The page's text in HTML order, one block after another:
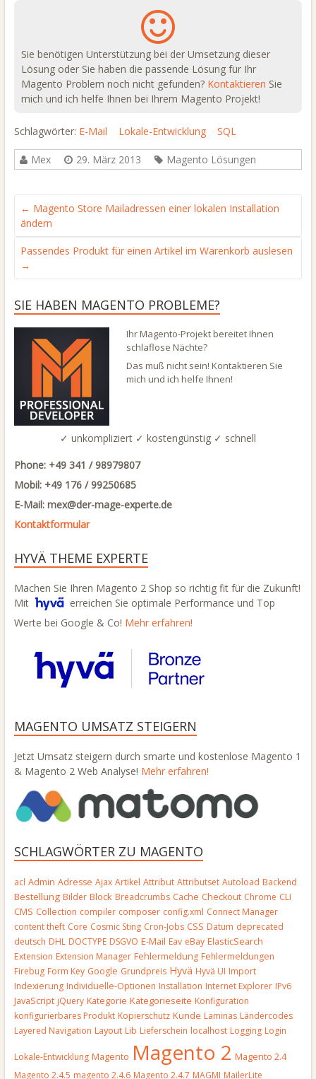
Sie benötigen Unterstützung bei der Umsetzung dieser
Lösung oder Sie haben die passende Lösung für Ihr
Magento Problem noch nicht gefunden? Kontaktieren Sie
mich und ich helfe Ihnen bei Ihrem Magento Projekt!
Schlagwörter: E-Mail Lokale-Entwicklung SQL
Mex 29. März 2013 Magento Lösungen
← Magento Store Mailadressen einer lokalen Installation
ändern
Passendes Produkt für einen Artikel im Warenkorb auslesen
→
SIE HABEN MAGENTO PROBLEME?
Ihr Magento-Projekt bereitet Ihnen
schlaflose Nächte?
Das muß nicht sein! Kontaktieren Sie
mich und ich helfe Ihnen!
✓ unkompliziert ✓ kostengünstig ✓ schnell
Phone: +49 341 / 98979807
Mobil: +49 176 / 99250685
E-Mail: mex@der-mage-experte.de
Kontaktformular
HYVÄ THEME EXPERTE
Machen Sie Ihren Magento 2 Shop so richtig fit für die Zukunft!
Mit
erreichen Sie optimale Performance und Top
Werte bei Google & Co! Mehr erfahren!
MAGENTO UMSATZ STEIGERN
Jetzt Umsatz steigern durch smarte und kostenlose Magento 1
& Magento 2 Web Analyse! Mehr erfahren!
SCHLAGWÖRTER ZU MAGENTO
acl Admin Adresse Ajax Artikel Attribut Attributset Autoload Backend
Bestellung Bilder Block Breadcrumbs Cache Checkout Chrome CLI
CMS Collection compiler composer config.xml Connect Manager
content theft Core Cosmic Sting Cron-Jobs CSS Datum deprecated
deutsch DHL DOCTYPE DSGVO E-Mail Eav eBay ElasticSearch
Extension Extension Manager Fehlermeldung Fehlermeldungen
Firebug Form Key Google Grundpreis Hyvä Hyvä UI Import
Indexierung Individuelle-Optionen Installation Internet Explorer IPv6
JavaScript jQuery Kategorie Kategorieseite Konfiguration
konfigurierbares Produkt Kopierschutz Kunde Laminas Ländercodes
Layered Navigation Layout Lib Lieferschein localhost Logging Login
Lokale-Entwicklung Magento Magento 2 Magento 2.4
Magento 2.4.5 magento 2.4.6 Magento 2.4.7 MAGMI MailerLite